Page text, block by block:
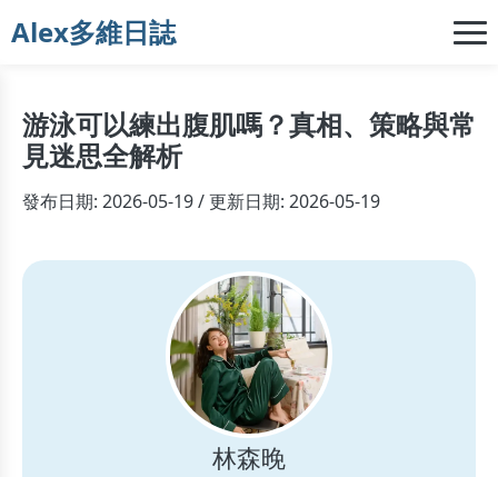
Alex多維日誌
游泳可以練出腹肌嗎？真相、策略與常
見迷思全解析
發布日期: 2026-05-19 / 更新日期: 2026-05-19
林森晚